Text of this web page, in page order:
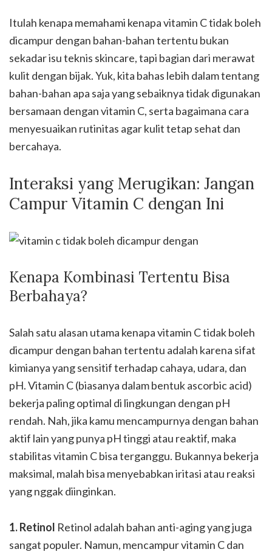
Itulah kenapa memahami kenapa vitamin C tidak boleh
dicampur dengan bahan-bahan tertentu bukan
sekadar isu teknis skincare, tapi bagian dari merawat
kulit dengan bijak. Yuk, kita bahas lebih dalam tentang
bahan-bahan apa saja yang sebaiknya tidak digunakan
bersamaan dengan vitamin C, serta bagaimana cara
menyesuaikan rutinitas agar kulit tetap sehat dan
bercahaya.
Interaksi yang Merugikan: Jangan
Campur Vitamin C dengan Ini
Kenapa Kombinasi Tertentu Bisa
Berbahaya?
Salah satu alasan utama kenapa vitamin C tidak boleh
dicampur dengan bahan tertentu adalah karena sifat
kimianya yang sensitif terhadap cahaya, udara, dan
pH. Vitamin C (biasanya dalam bentuk ascorbic acid)
bekerja paling optimal di lingkungan dengan pH
rendah. Nah, jika kamu mencampurnya dengan bahan
aktif lain yang punya pH tinggi atau reaktif, maka
stabilitas vitamin C bisa terganggu. Bukannya bekerja
maksimal, malah bisa menyebabkan iritasi atau reaksi
yang nggak diinginkan.
1. Retinol Retinol adalah bahan anti-aging yang juga
sangat populer. Namun, mencampur vitamin C dan